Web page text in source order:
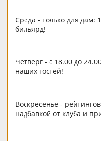
Среда - только для дам:
бильярд!
Четверг - с 18.00 до
наших гостей!
Воскресенье -
надбавкой от клуба и